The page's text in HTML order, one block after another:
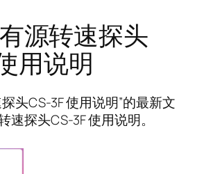
有源转速探头
用说明
头CS-3F 使用说明”的最新文
速探头CS-3F 使用说明。